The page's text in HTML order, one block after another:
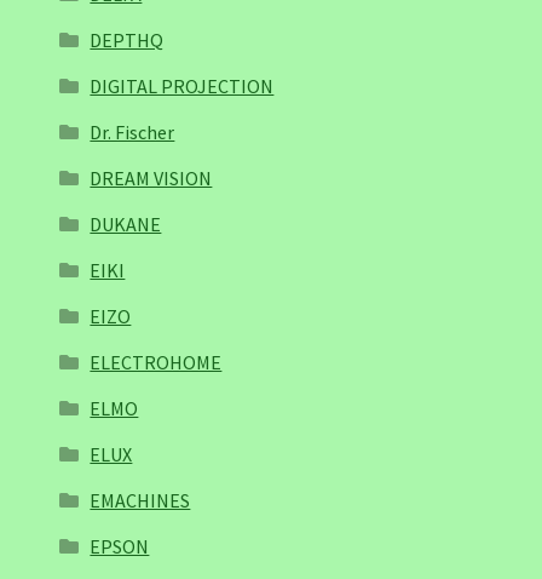
DEPTHQ
DIGITAL PROJECTION
Dr. Fischer
DREAM VISION
DUKANE
EIKI
EIZO
ELECTROHOME
ELMO
ELUX
EMACHINES
EPSON